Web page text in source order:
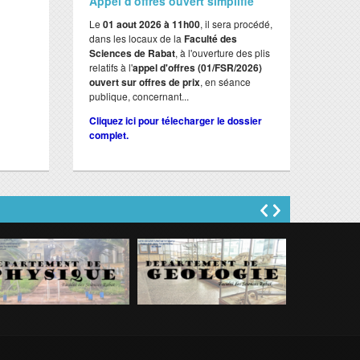
Le 01 aout 2026 à 11h00, il sera procédé,
dans les locaux de la Faculté des
Sciences de Rabat, à l'ouverture des plis
relatifs à l'appel d'offres (01/FSR/2026)
ouvert sur offres de prix, en séance
publique, concernant...
Cliquez ici pour télecharger le dossier
complet.